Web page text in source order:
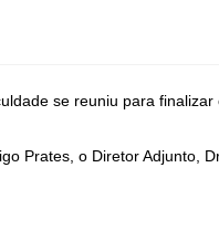
se reuniu para
Prates, o Diretor Adjunto,